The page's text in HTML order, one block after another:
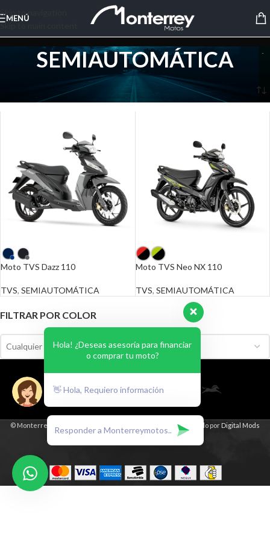
Skip to navigation
Skip to main content
MENÚ
SEMIAUTOMÁTICA
FILTRAR POR COLOR
Cualquier Color
SEMIAUTOMÁTICA
Moto TVS Dazz 110
TVS, SEMIAUTOMÁTICA
Moto TVS Neo NX 110
TVS, SEMIAUTOMÁTICA
© Monterrey Motos. Todos los derechos reservados. | Diseñado por Digital Mods
Agency
Hola! ¿Deseas asesoría para financiar
o comprar tu moto?
👋 Hola, Requiero información